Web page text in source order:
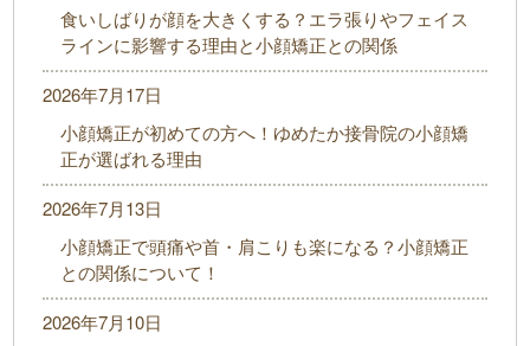
食いしばりが顔を大きくする？エラ張りやフェイス
ラインに影響する理由と小顔矯正との関係
小顔矯正が初めての方へ！ゆめたか接骨院の小顔矯
正が選ばれる理由
2026年7月17日
小顔矯正で頭痛や首・肩こりも楽になる？小顔矯正
との関係について！
2026年7月13日
2026年7月10日